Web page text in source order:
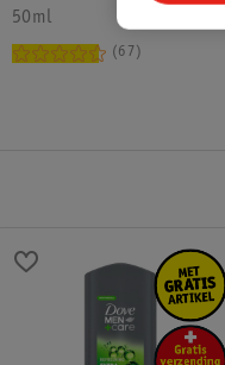
Antitranspirant
Deodorant Roller
50ml
67